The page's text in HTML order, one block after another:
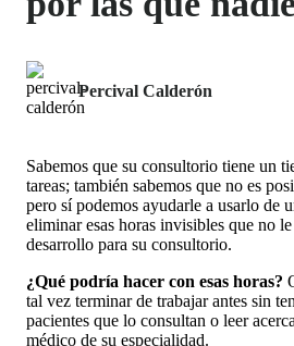
Percival Calderón
Sabemos que su consultorio tiene un
tareas; también sabemos que no es
pero sí podemos ayudarle a usarlo de
eliminar esas horas invisibles que no
desarrollo para su consultorio.
¿Qué podría hacer con esas horas?
tal vez terminar de trabajar antes sin
pacientes que lo consultan o leer
médico de su especialidad.